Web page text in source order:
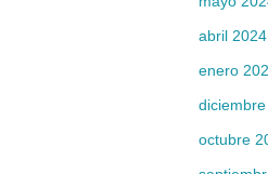
abril 2024
enero
octubre